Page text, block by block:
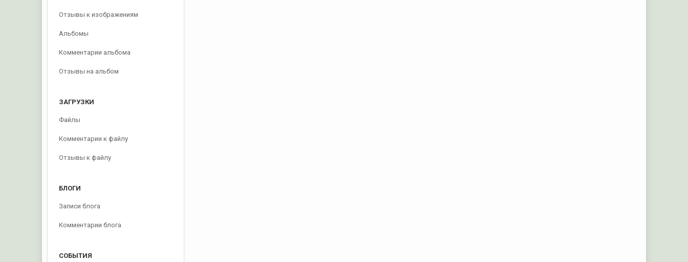
Отзывы к изображениям
Альбомы
Комментарии альбома
Отзывы на альбом
ЗАГРУЗКИ
Файлы
Комментарии к файлу
Отзывы к файлу
БЛОГИ
Записи блога
Комментарии блога
СОБЫТИЯ